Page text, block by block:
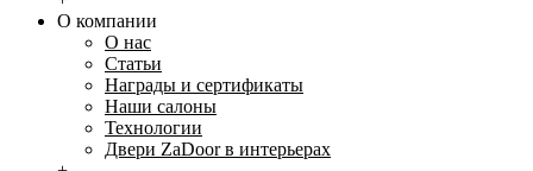
О компании
О нас
Статьи
Награды и сертификаты
Наши салоны
Технологии
Двери ZaDoor в интерьерах